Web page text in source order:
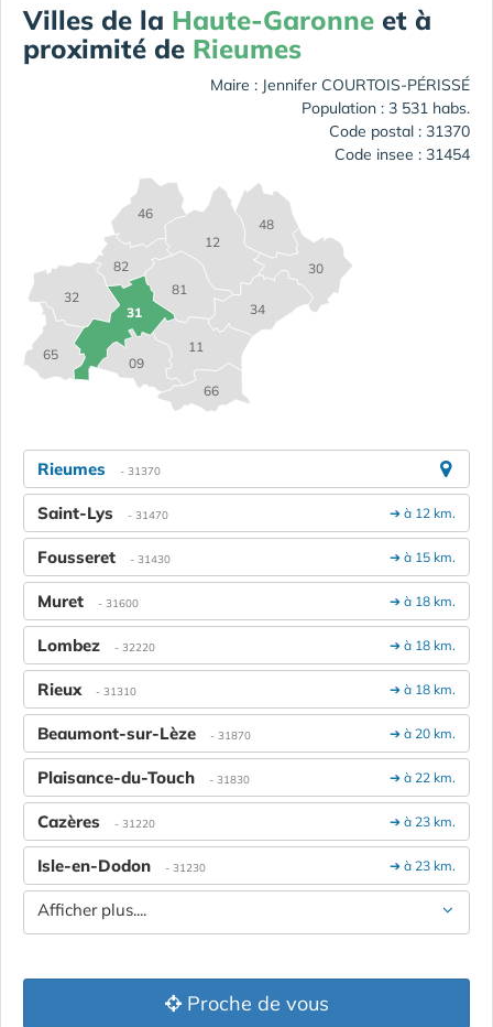
Villes de la Haute-Garonne et à
proximité de Rieumes
Maire : Jennifer COURTOIS-PÉRISSÉ
Population : 3 531 habs.
Code postal : 31370
Code insee : 31454
09
11
12
30
31
32
34
46
48
65
66
81
82
Rieumes - 31370
➔ à 12 km.
Saint-Lys - 31470
➔ à 15 km.
Fousseret - 31430
➔ à 18 km.
Muret - 31600
➔ à 18 km.
Lombez - 32220
➔ à 18 km.
Rieux - 31310
➔ à 20 km.
Beaumont-sur-Lèze - 31870
➔ à 22 km.
Plaisance-du-Touch - 31830
➔ à 23 km.
Cazères - 31220
➔ à 23 km.
Isle-en-Dodon - 31230
Afficher plus....
Proche de vous